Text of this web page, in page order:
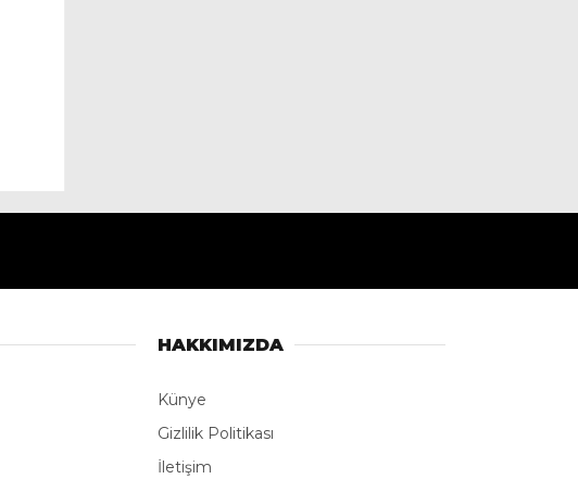
HAKKIMIZDA
Künye
Gizlilik Politikası
İletişim